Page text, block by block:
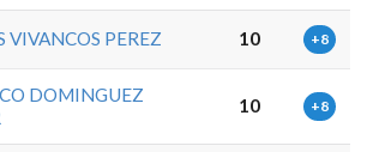
VIVANCOS PEREZ 10 +8
DOMINGUEZ
10 +8